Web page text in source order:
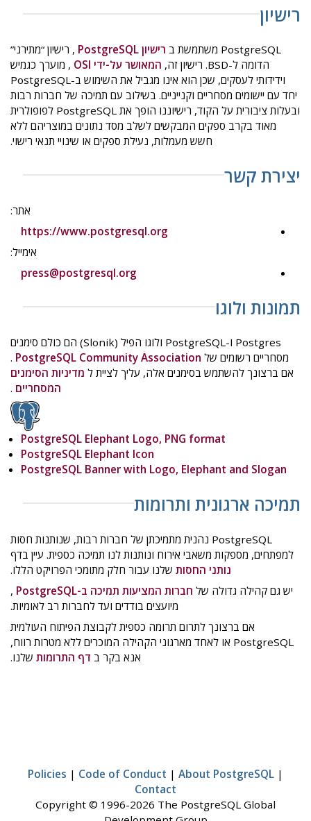
רישיון
PostgreSQL משתמשת ב רישיון PostgreSQL
, רישיון “מתירני”
הדומה ל-BSD. רישיון זה,
המאושר על-ידי OSI
, מוערך כגמיש
וידידותי לעסקים, שכן הוא אינו מגביל את השימוש ב-PostgreSQL
יחד עם יישומים מסחריים וקנייניים. בשילוב עם תמיכה של חברות רבות
ובעלות ציבורית על הקוד, רישיוננו הופך את PostgreSQL לפופולרית
מאוד בקרב ספקים המבקשים לשלב מסד נתונים במוצריהם ללא
חשש מעמלות, נעילת ספקים או שינויי תנאי רישוי.
יצירת קשר
אתר:
https://www.postgresql.org
אימייל:
press@postgresql.org
תמונות ולוגו
Postgres ו-PostgreSQL ולוגו הפיל (Slonik) הם כולם סימנים
מסחריים רשומים של PostgreSQL Community Association
.
אם ברצונך להשתמש בסימנים אלה, עליך לציית ל מדיניות הסימנים
המסחריים .
PostgreSQL Elephant Logo, PNG format
PostgreSQL Elephant Icon
PostgreSQL Banner with Logo, Elephant and Slogan
תמיכה ארגונית ותרומות
PostgreSQL נהנית מתמיכתן של חברות רבות, שנותנות חסות
למפתחים, מספקות משאבי אירוח ונותנות לנו תמיכה כספית. עיין בדף
נותני החסות שלנו עבור חלק מתומכי הפרויקט הללו.
יש גם קהילה גדולה של חברות המציעות תמיכה ב-PostgreSQL
,
מיועצים בודדים ועד לחברות רב לאומיות.
אם ברצונך לתרום תרומה כספית לקבוצת הפיתוח העולמית
PostgreSQL או לאחד מארגוני הקהילה המוכרים ללא מטרות רווח,
אנא בקר ב דף התרומות שלנו.
Policies | Code of Conduct | About PostgreSQL |
Contact
Copyright © 1996-2026 The PostgreSQL Global